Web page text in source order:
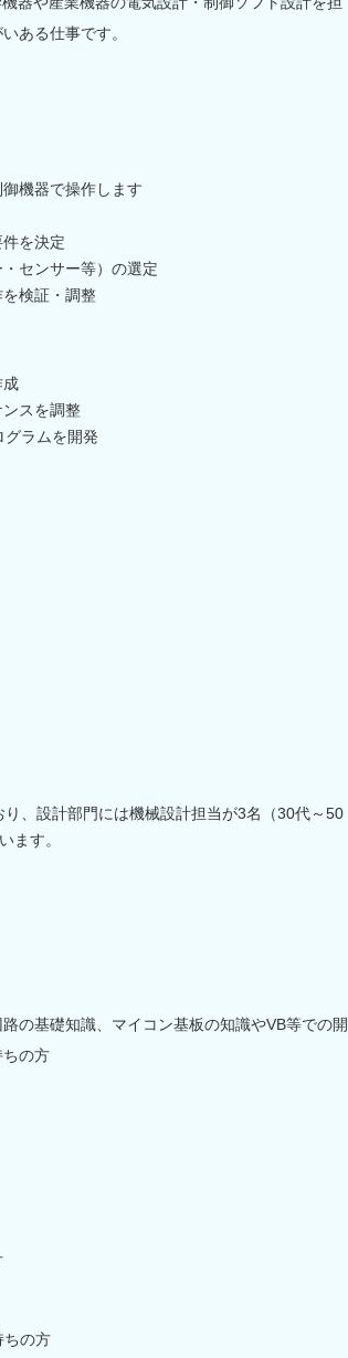
ある仕事です。
機器で操作します
を決定
センサー等）の選定
を検証・調整
成
ンスを調整
ラムを開発
、設計部門には機械設計担当が3名（30代～50
ます。
の基礎知識、マイコン基板の知識やVB等での開
の方
ちの方